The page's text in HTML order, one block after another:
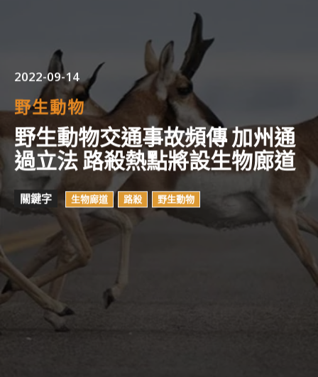
2022-09-14
野生動物
野生動物交通事故頻傳 加州通
過立法 路殺熱點將設生物廊道
關鍵字 生物廊道 路殺 野生動物